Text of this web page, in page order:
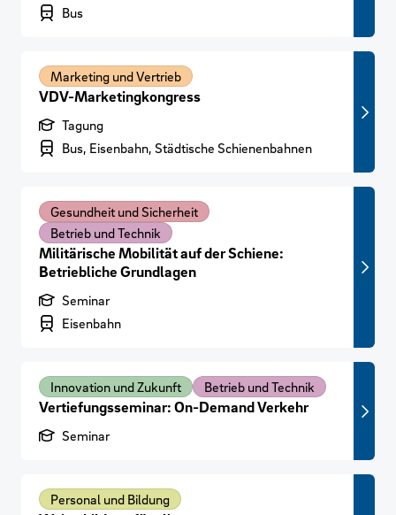
Branchenbereich
Bus
Marketing und Vertrieb
VDV-Marketingkongress
Produktart
Tagung
Branchenbereich
Bus, Eisenbahn, Städtische Schienenbahnen
Gesundheit und Sicherheit
Betrieb und Technik
Militärische Mobilität auf der Schiene:
Betriebliche Grundlagen
Produktart
Seminar
Branchenbereich
Eisenbahn
Innovation und Zukunft Betrieb und Technik
Vertiefungsseminar: On-Demand Verkehr
Produktart
Seminar
Personal und Bildung